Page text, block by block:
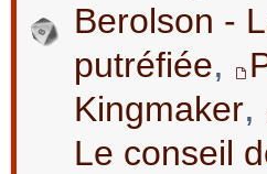
Berolson -
putréfiée,
Kingmaker,
Le conseil